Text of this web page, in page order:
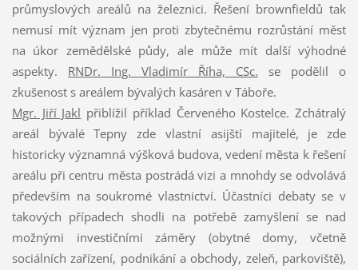
průmyslových areálů na železnici. Řešení brownfieldů tak
nemusí mít význam jen proti zbytečnému rozrůstání měst
na úkor zemědělské půdy, ale může mít další výhodné
aspekty. RNDr. Ing. Vladimír Říha, CSc. se podělil o
zkušenost s areálem bývalých kasáren v Táboře.
Mgr. Jiří Jakl přiblížil příklad Červeného Kostelce. Zchátralý
areál bývalé Tepny zde vlastní asijští majitelé, je zde
historicky významná výšková budova, vedení města k řešení
areálu při centru města postrádá vizi a mnohdy se odvolává
především na soukromé vlastnictví. Účastníci debaty se v
takových případech shodli na potřebě zamyšlení se nad
možnými investičními záměry (obytné domy, včetně
sociálních zařízení, podnikání a obchody, zeleň, parkoviště),